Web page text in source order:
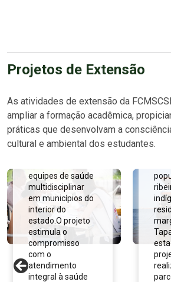
Projetos de Extensão
As atividades de extensão da
ampliar a formação acadêmica,
práticas que desenvolvam a
cultural e ambiental dos estudantes.
Programa
Científicas e
Assistenciais
(PECA)
equipes de saúde
multidisciplinar
em municípios do
interior do
estado.O projeto
estimula o
compromisso
com o
atendimento
integral à saúde
é
que